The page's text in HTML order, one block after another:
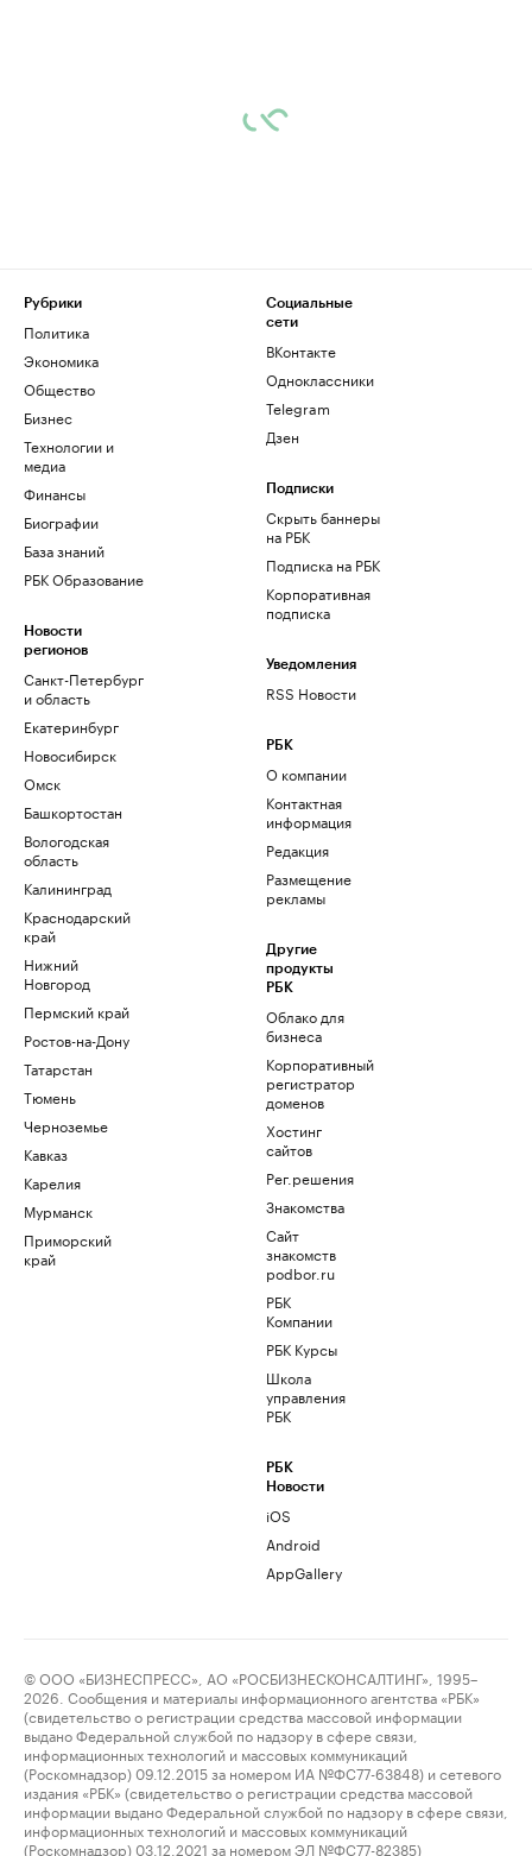
Рубрики
Политика
Экономика
Общество
Бизнес
Технологии и
медиа
Финансы
Биографии
База знаний
РБК Образование
Новости
регионов
Санкт-Петербург
и область
Екатеринбург
Новосибирск
Омск
Башкортостан
Вологодская
область
Калининград
Краснодарский
край
Нижний
Новгород
Пермский край
Ростов-на-Дону
Татарстан
Тюмень
Черноземье
Кавказ
Карелия
Мурманск
Приморский
край
Социальные
сети
ВКонтакте
Одноклассники
Telegram
Дзен
Подписки
Скрыть баннеры
на РБК
Подписка на РБК
Корпоративная
подписка
Уведомления
RSS Новости
РБК
О компании
Контактная
информация
Редакция
Размещение
рекламы
Другие
продукты
РБК
Облако для
бизнеса
Корпоративный
регистратор
доменов
Хостинг
сайтов
Рег.решения
Знакомства
Сайт
знакомств
podbor.ru
РБК
Компании
РБК Курсы
Школа
управления
РБК
РБК
Новости
iOS
Android
AppGallery
© ООО «БИЗНЕСПРЕСС», АО «РОСБИЗНЕСКОНСАЛТИНГ», 1995–
2026. Сообщения и материалы информационного агентства «РБК»
(свидетельство о регистрации средства массовой информации
выдано Федеральной службой по надзору в сфере связи,
информационных технологий и массовых коммуникаций
(Роскомнадзор) 09.12.2015 за номером ИА №ФС77-63848) и сетевого
издания «РБК» (свидетельство о регистрации средства массовой
информации выдано Федеральной службой по надзору в сфере связи,
информационных технологий и массовых коммуникаций
(Роскомнадзор) 03.12.2021 за номером ЭЛ №ФС77-82385)